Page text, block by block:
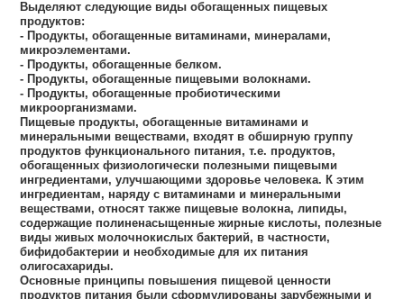
Выделяют следующие виды обогащенных пищевых
продуктов:
- Продукты, обогащенные витаминами, минералами,
микроэлементами.
- Продукты, обогащенные белком.
- Продукты, обогащенные пищевыми волокнами.
- Продукты, обогащенные пробиотическими
микроорганизмами.
Пищевые продукты, обогащенные витаминами и
минеральными веществами, входят в обширную группу
продуктов функционального питания, т.е. продуктов,
обогащенных физиологически полезными пищевыми
ингредиентами, улучшающими здоровье человека. К этим
ингредиентам, наряду с витаминами и минеральными
веществами, относят также пищевые волокна, липиды,
содержащие полиненасыщенные жирные кислоты, полезные
виды живых молочнокислых бактерий, в частности,
бифидобактерии и необходимые для их питания
олигосахариды.
Основные принципы повышения пищевой ценности
продуктов питания были сформулированы зарубежными и